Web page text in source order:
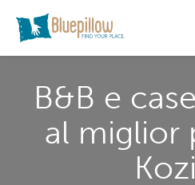
B&B e
al miglior